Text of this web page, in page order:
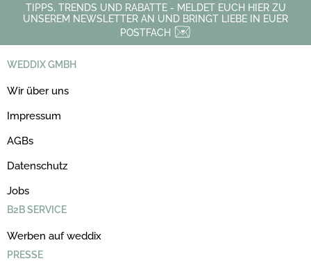
TIPPS, TRENDS UND RABATTE - MELDET EUCH HIER ZU
UNSEREM NEWSLETTER AN UND BRINGT LIEBE IN EUER
POSTFACH
WEDDIX GMBH
Wir über uns
Impressum
AGBs
Datenschutz
Jobs
B2B SERVICE
Werben auf weddix
PRESSE